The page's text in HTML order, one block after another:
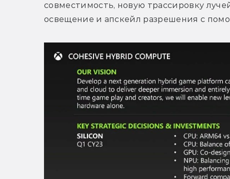
совместимость, новую трассировку
освещение и апскейл разрешения с